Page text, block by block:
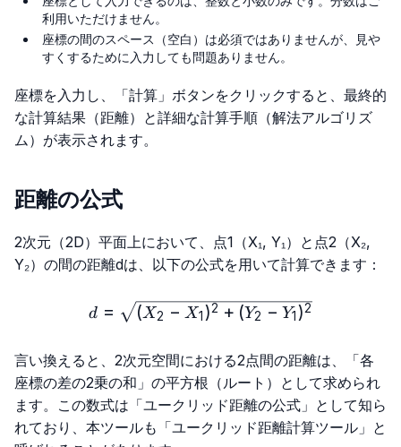
利用いただけません。
座標の間のスペース（空白）は必須ではありませんが、見や
すくするために入力しても問題ありません。
座標を入力し、「計算」ボタンをクリックすると、最終的
な計算結果（距離）と詳細な計算手順（解法アルゴリズ
ム）が表示されます。
距離の公式
2次元（2D）平面上において、点1（X₁, Y₁）と点2（X₂,
Y₂）の間の距離dは、以下の公式を用いて計算できます：
d=\sqrt{(X₂-X₁)^2+(Y₂-
d = (X2 − X1 )2 + (Y2 − Y1 )2
言い換えると、2次元空間における2点間の距離は、「各
座標の差の2乗の和」の平方根（ルート）として求められ
ます。この数式は「ユークリッド距離の公式」として知ら
れており、本ツールも「ユークリッド距離計算ツール」と